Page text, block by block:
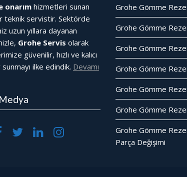
onarım hizmetleri sunan
teknik servistir. Sektörde
uzun yıllara dayanan
Grohe Servis olarak
güvenilir, hızlı ve kalıcı
ilke edindik. Devamı
Grohe Gömme
Grohe Gömme
Grohe Gömme
Grohe Gömme
Grohe Gömme
Grohe Gömme
Grohe Gömme
Parça Değişimi